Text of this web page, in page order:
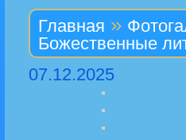
Главная »
Божественные
07.12.2025